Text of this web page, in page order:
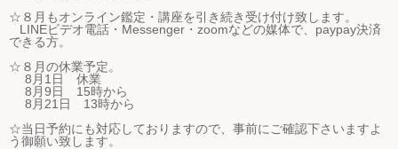
☆８月もオンライン鑑定・講座を引き続き受け付け致します。
LINEビデオ電話・Messenger・zoomなどの媒体で、paypay決済
できる方。
☆８月の休業予定。
8月1日 休業
8月9日 15時から
8月21日 13時から
☆当日予約にも対応しておりますので、事前にご確認下さいますよ
う御願い致します。